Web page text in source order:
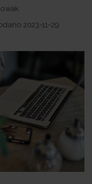
2023-11-29